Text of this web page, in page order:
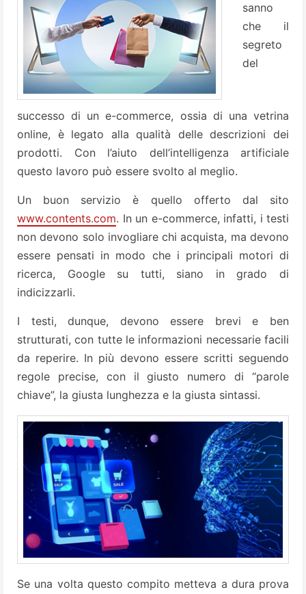
sanno
che il
segreto
del
successo di un e-commerce, ossia di una vetrina
online, è legato alla qualità delle descrizioni dei
prodotti. Con l’aiuto dell’intelligenza artificiale
questo lavoro può essere svolto al meglio.
Un buon servizio è quello offerto dal sito
www.contents.com. In un e-commerce, infatti, i testi
non devono solo invogliare chi acquista, ma devono
essere pensati in modo che i principali motori di
ricerca, Google su tutti, siano in grado di
indicizzarli.
I testi, dunque, devono essere brevi e ben
strutturati, con tutte le informazioni necessarie facili
da reperire. In più devono essere scritti seguendo
regole precise, con il giusto numero di “parole
chiave”, la giusta lunghezza e la giusta sintassi.
Se una volta questo compito metteva a dura prova